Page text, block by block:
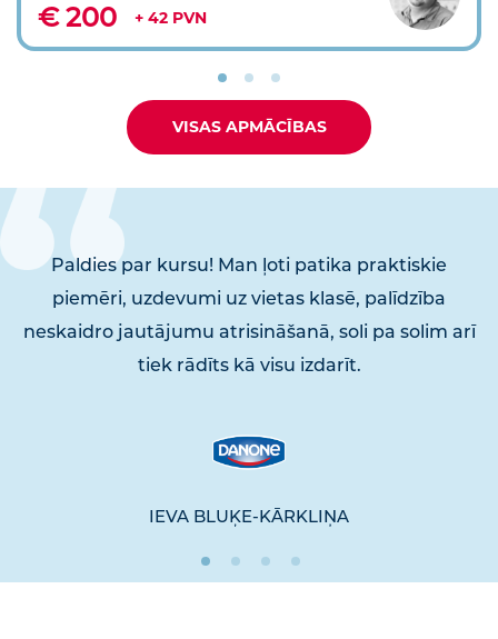
€ 200 + 42 PVN
VISAS APMĀCĪBAS
Paldies par kursu! Man ļoti patika praktiskie
piemēri, uzdevumi uz vietas klasē, palīdzība
neskaidro jautājumu atrisināšanā, soli pa solim arī
tiek rādīts kā visu izdarīt.
IEVA BLUĶE-KĀRKLIŅA